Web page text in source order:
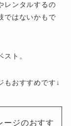
レンタルするの
ではないかもで
ト。
もおすすめです↓
ージのおすす